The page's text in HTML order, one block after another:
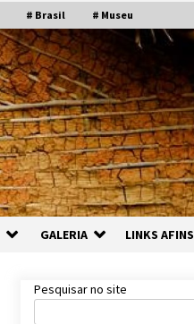
# Brasil # Museu
GALERIA LINKS AFINS
Pesquisar no site